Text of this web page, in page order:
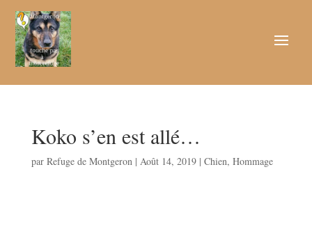
Koko s’en est allé…
par Refuge de Montgeron| Août 14, 2019| Chien, Hommage